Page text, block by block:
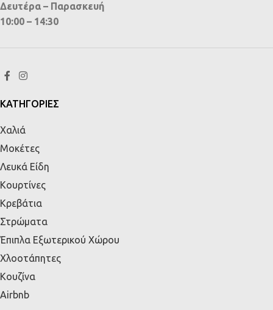
Δευτέρα – Παρασκευή
10:00 – 14:30
ΚΑΤΗΓΟΡΙΕΣ
Χαλιά
Μοκέτες
Λευκά Είδη
Κουρτίνες
Κρεβάτια
Στρώματα
Έπιπλα Εξωτερικού Χώρου
Χλοοτάπητες
Κουζίνα
Airbnb